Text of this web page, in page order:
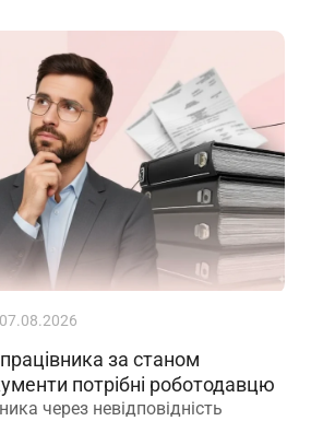
07.08.2026
за станом
потрібні роботодавцю
через невідповідність